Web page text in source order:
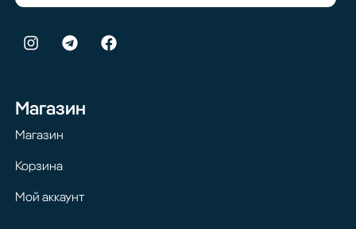
Магазин
Магазин
Корзина
Мой аккаунт